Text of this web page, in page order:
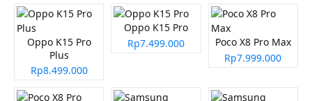
Oppo K15 Pro
Plus
Rp8.499.000
Oppo K15 Pro
Rp7.499.000
Poco X8 Pro Max
Rp7.999.000